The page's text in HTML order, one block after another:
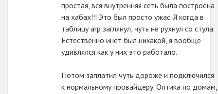
простая, вся внутренняя сеть была построена
на хабах!!! Это был просто ужас. Я когда в
таблицу arp заглянул, чуть не рухнул со стула.
Естественно инет был никакой, я вообще
удивлялся как у них это работало.
Потом заплатил чуть дороже и подключился
к нормальному провайдеру. Оптика по домам,